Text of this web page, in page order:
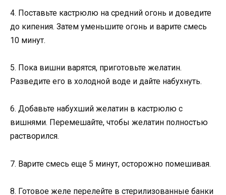
4. Поставьте кастрюлю на средний огонь и доведите
до кипения. Затем уменьшите огонь и варите смесь
10 минут.
5. Пока вишни варятся, приготовьте желатин.
Разведите его в холодной воде и дайте набухнуть.
6. Добавьте набухший желатин в кастрюлю с
вишнями. Перемешайте, чтобы желатин полностью
растворился.
7. Варите смесь еще 5 минут, осторожно помешивая.
8. Готовое желе перелейте в стерилизованные банки